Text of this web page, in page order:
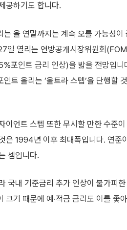
공하기도 합니다.
는 올 연말까지는 계속 오를 가능성
일 열리는 연방공개시장위원회
포인트 금리 인상)을 밟을 전망입니
트 올리는 ‘울트라 스텝’을 단행할
이언트 스텝 또한 무시할 만한 수준
은 1994년 이후 최대폭입니다. 연준
셈입니다.
국내 기준금리 추가 인상이 불가피
크기 때문에 예·적금 금리도 이를 좇